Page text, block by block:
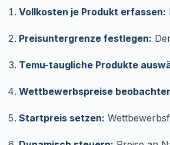
Vollkosten je Produkt erfassen:
Preisuntergrenze festlegen:
Temu-taugliche Produkte
Wettbewerbspreise
Startpreis setzen: